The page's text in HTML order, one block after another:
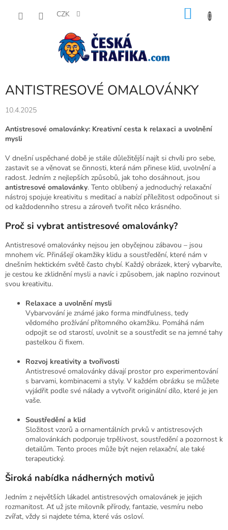
CZK
ANTISTRESOVÉ OMALOVÁNKY
10.4.2025
Antistresové omalovánky: Kreativní cesta k relaxaci a uvolnění
mysli
V dnešní uspěchané době je stále důležitější najít si chvíli pro sebe,
zastavit se a věnovat se činnosti, která nám přinese klid, uvolnění a
radost. Jedním z nejlepších způsobů, jak toho dosáhnout, jsou
antistresové omalovánky. Tento oblíbený a jednoduchý relaxační
nástroj spojuje kreativitu s meditací a nabízí příležitost odpočinout si
od každodenního stresu a zároveň tvořit něco krásného.
Proč si vybrat antistresové omalovánky?
Antistresové omalovánky nejsou jen obyčejnou zábavou – jsou
mnohem víc. Přinášejí okamžiky klidu a soustředění, které nám v
dnešním hektickém světě často chybí. Každý obrázek, který vybarvíte,
je cestou ke zklidnění mysli a navíc i způsobem, jak naplno rozvinout
svou kreativitu.
Relaxace a uvolnění mysli
Vybarvování je známé jako forma mindfulness, tedy
vědomého prožívání přítomného okamžiku. Pomáhá nám
odpojit se od starostí, uvolnit se a soustředit se na jemné tahy
pastelkou či fixem.
Rozvoj kreativity a tvořivosti
Antistresové omalovánky dávají prostor pro experimentování
s barvami, kombinacemi a styly. V každém obrázku se můžete
vyjádřit podle své nálady a vytvořit originální dílo, které je jen
vaše.
Soustředění a klid
Složitost vzorů a ornamentálních prvků v antistresových
omalovánkách podporuje trpělivost, soustředění a pozornost k
detailům. Tento proces může být nejen relaxační, ale také
terapeutický.
Široká nabídka nádherných motivů
Jedním z největších lákadel antistresových omalovánek je jejich
rozmanitost. Ať už jste milovník přírody, fantazie, vesmíru nebo
zvířat, vždy si najdete téma, které vás osloví.